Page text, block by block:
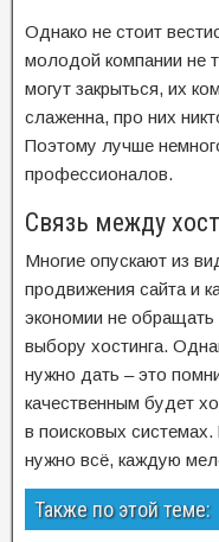
Однако не стоит
молодой компании не
могут закрыться, их
слаженна, про них
Поэтому лучше
профессионалов.
Связь между
Многие опускают из
продвижения сайта и
экономии не обращать
выбору хостинга.
нужно дать – это
качественным будет
в поисковых
нужно всё, каждую
Также по этой теме: